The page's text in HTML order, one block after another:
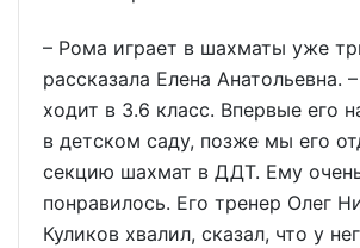
– Рома играет в шахматы уже
рассказала Елена Анатольевна.
ходит в 3.6 класс. Впервые его
в детском саду, позже мы его
секцию шахмат в ДДТ. Ему
понравилось. Его тренер Олег
Куликов хвалил, сказал, что у